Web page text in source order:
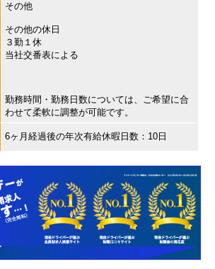
その他
その他の休日
３勤１休
当社交番表による
勤務時間・勤務日数については、ご希望に合
わせて柔軟に調整が可能です。
6ヶ月経過後の年次有給休暇日数：10日